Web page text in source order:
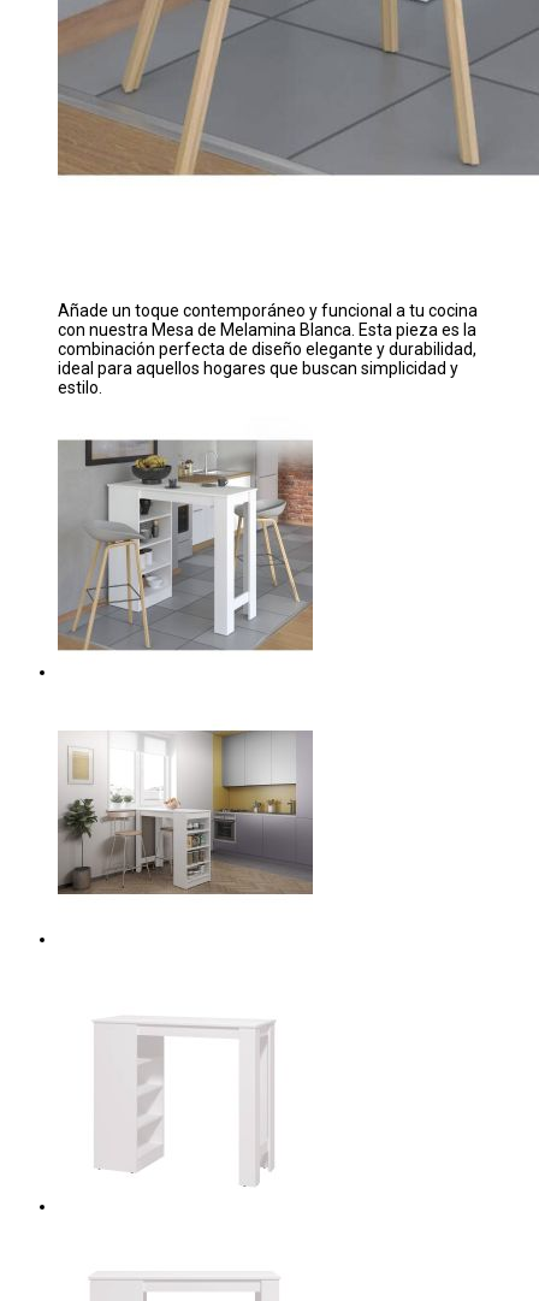
Añade un toque contemporáneo y funcional a tu cocina
con nuestra Mesa de Melamina Blanca. Esta pieza es la
combinación perfecta de diseño elegante y durabilidad,
ideal para aquellos hogares que buscan simplicidad y
estilo.